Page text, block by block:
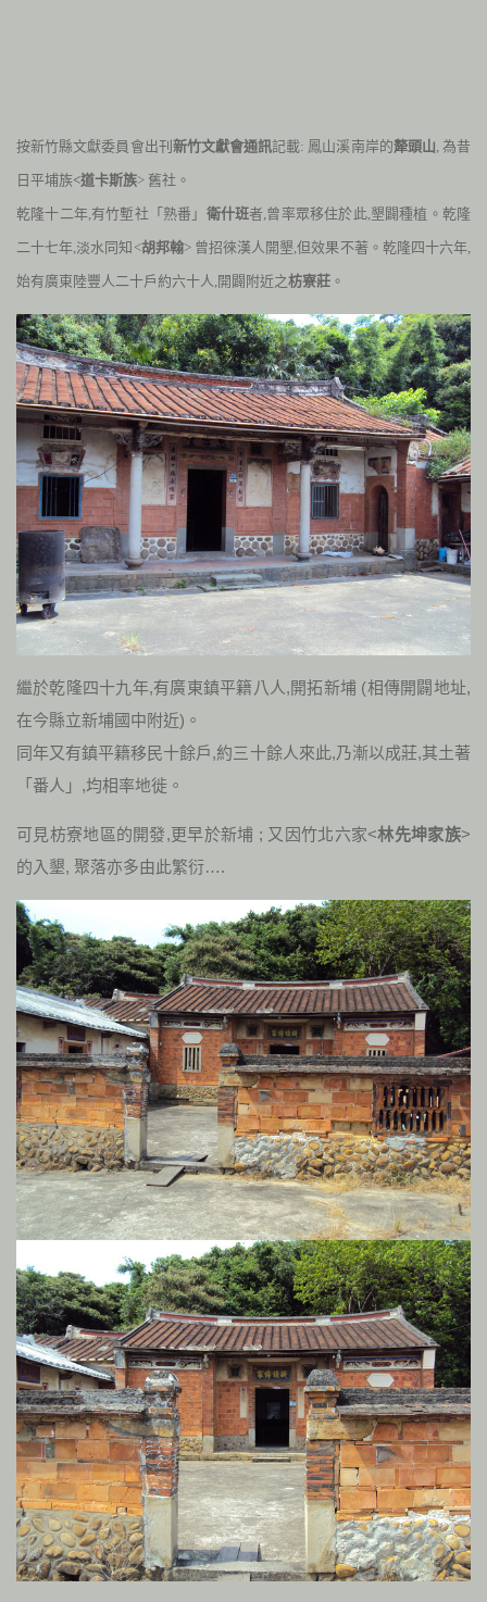
按新竹縣文獻委員會出刊 新竹文獻會通訊記載: 鳳山溪南岸的犛頭山, 為昔
日平埔族<道卡斯族> 舊社。
乾隆十二年,有竹塹社「熟番」 衛什班者,曾率眾移住於此,墾闢種植。乾隆
二十七年,淡水同知<胡邦翰> 曾招徠漢人開墾,但效果不著。乾隆四十六年,
始有廣東陸豐人二十戶約六十人, 開闢附近之枋寮莊 。
繼於乾隆四十九年,有廣東鎮平籍八人 ,開拓新埔 (相傳開闢地址,
在今縣立新埔國中附近) 。
同年又有鎮平籍移民十餘戶,約三十餘人來此,乃漸以成莊,其土著
「番人」 ,均相率地徙。
可見枋寮地區的開發,更早於新埔 ; 又因竹北六家<林先坤家族>
的入墾, 聚落亦多由此繁衍….